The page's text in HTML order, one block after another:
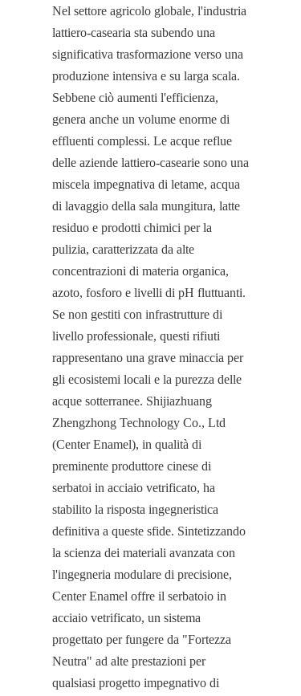
Nel settore agricolo globale, l'industria
lattiero-casearia sta subendo una
significativa trasformazione verso una
produzione intensiva e su larga scala.
Sebbene ciò aumenti l'efficienza,
genera anche un volume enorme di
effluenti complessi. Le acque reflue
delle aziende lattiero-casearie sono una
miscela impegnativa di letame, acqua
di lavaggio della sala mungitura, latte
residuo e prodotti chimici per la
pulizia, caratterizzata da alte
concentrazioni di materia organica,
azoto, fosforo e livelli di pH fluttuanti.
Se non gestiti con infrastrutture di
livello professionale, questi rifiuti
rappresentano una grave minaccia per
gli ecosistemi locali e la purezza delle
acque sotterranee. Shijiazhuang
Zhengzhong Technology Co., Ltd
(Center Enamel), in qualità di
preminente produttore cinese di
serbatoi in acciaio vetrificato, ha
stabilito la risposta ingegneristica
definitiva a queste sfide. Sintetizzando
la scienza dei materiali avanzata con
l'ingegneria modulare di precisione,
Center Enamel offre il serbatoio in
acciaio vetrificato, un sistema
progettato per fungere da "Fortezza
Neutra" ad alte prestazioni per
qualsiasi progetto impegnativo di